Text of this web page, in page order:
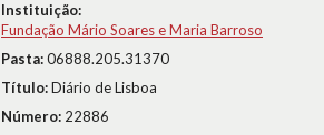
Instituição:
Fundação Mário Soares e Maria Barroso
Pasta:06888.205.31370
Título:Diário de Lisboa
Número: 22886